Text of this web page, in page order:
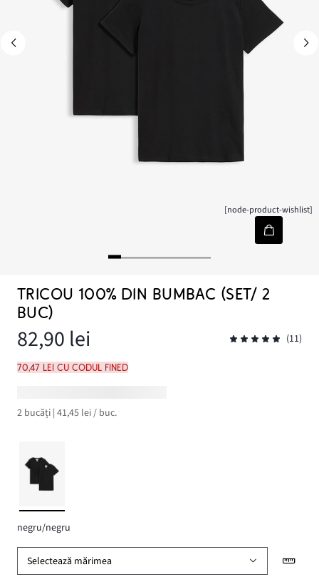
[node-product-wishlist]
TRICOU 100% DIN BUMBAC (SET/ 2
BUC)
82,90 lei (11)
70,47 lei cu codul FINED
2 bucăți | 41,45 lei / buc.
negru/negru
Selectează mărimea